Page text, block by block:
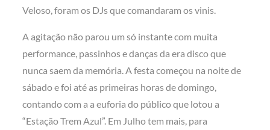
Veloso, foram os DJs que comandaram os vinis.
A agitação não parou um só instante com muita
performance, passinhos e danças da era disco que
nunca saem da memória. A festa começou na noite de
sábado e foi até as primeiras horas de domingo,
contando com a a euforia do público que lotou a
“Estação Trem Azul”. Em Julho tem mais, para